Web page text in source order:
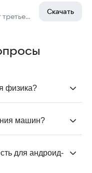
Захватывающий шутер от третьего лица!
Скачать
физика?
— от
движения врагов
машин?
где
для андроид-